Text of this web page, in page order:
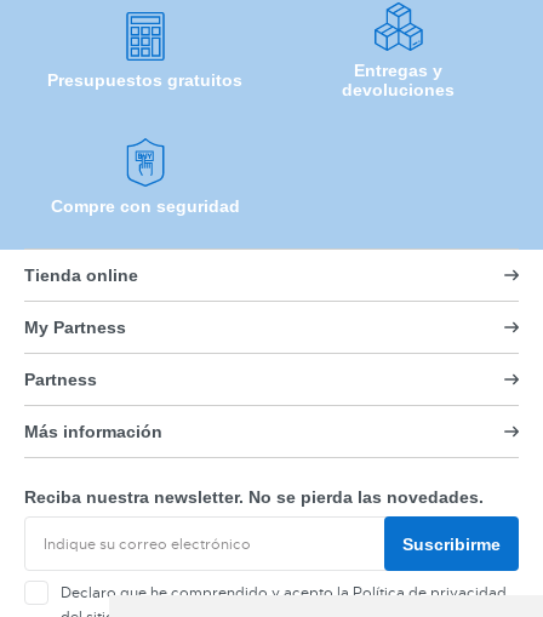
Presupuestos gratuitos
Entregas y
devoluciones
Compre con seguridad
Tienda online
My Partness
Partness
Más información
Reciba nuestra newsletter. No se pierda las novedades.
Suscribirme
Declaro que he comprendido y acepto la Política de privacidad